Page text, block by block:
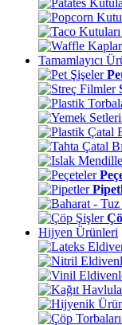
Tamamlayıcı
Hijyen Ürünleri